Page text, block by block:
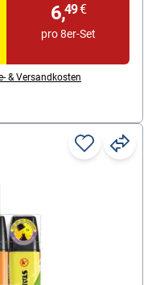
bis zu 4
6,49€
pro 8er-Set
& Versandkosten